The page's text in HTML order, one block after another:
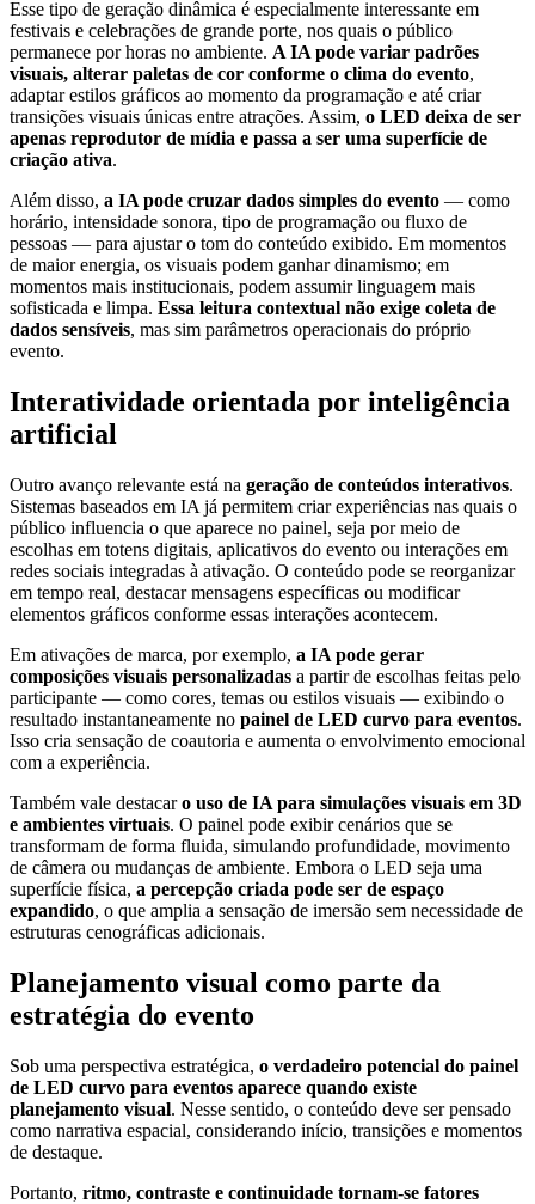
Esse tipo de geração dinâmica é especialmente interessante em
festivais e celebrações de grande porte, nos quais o público
permanece por horas no ambiente. A IA pode variar padrões
visuais, alterar paletas de cor conforme o clima do evento,
adaptar estilos gráficos ao momento da programação e até criar
transições visuais únicas entre atrações. Assim, o LED deixa de ser
apenas reprodutor de mídia e passa a ser uma superfície de
criação ativa.
Além disso, a IA pode cruzar dados simples do evento — como
horário, intensidade sonora, tipo de programação ou fluxo de
pessoas — para ajustar o tom do conteúdo exibido. Em momentos
de maior energia, os visuais podem ganhar dinamismo; em
momentos mais institucionais, podem assumir linguagem mais
sofisticada e limpa. Essa leitura contextual não exige coleta de
dados sensíveis, mas sim parâmetros operacionais do próprio
evento.
Interatividade orientada por inteligência
artificial
Outro avanço relevante está na geração de conteúdos interativos.
Sistemas baseados em IA já permitem criar experiências nas quais o
público influencia o que aparece no painel, seja por meio de
escolhas em totens digitais, aplicativos do evento ou interações em
redes sociais integradas à ativação. O conteúdo pode se reorganizar
em tempo real, destacar mensagens específicas ou modificar
elementos gráficos conforme essas interações acontecem.
Em ativações de marca, por exemplo, a IA pode gerar
composições visuais personalizadas a partir de escolhas feitas pelo
participante — como cores, temas ou estilos visuais — exibindo o
resultado instantaneamente no painel de LED curvo para eventos.
Isso cria sensação de coautoria e aumenta o envolvimento emocional
com a experiência.
Também vale destacaro uso de IA para simulações visuais em 3D
e ambientes virtuais. O painel pode exibir cenários que se
transformam de forma fluida, simulando profundidade, movimento
de câmera ou mudanças de ambiente. Embora o LED seja uma
superfície física, a percepção criada pode ser de espaço
expandido, o que amplia a sensação de imersão sem necessidade de
estruturas cenográficas adicionais.
Planejamento visual como parte da
estratégia do evento
Sob uma perspectiva estratégica, o verdadeiro potencial do painel
de LED curvo para eventos aparece quando existe
planejamento visual. Nesse sentido, o conteúdo deve ser pensado
como narrativa espacial, considerando início, transições e momentos
de destaque.
Portanto, ritmo, contraste e continuidade tornam-se fatores